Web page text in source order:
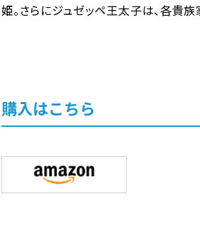
姫。さらにジュゼッペ王太子は、各貴
購入はこちら